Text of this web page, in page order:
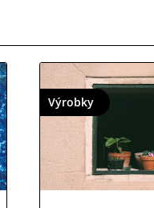
Výrobky